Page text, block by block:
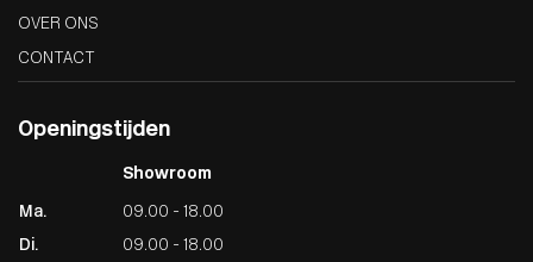
OVER ONS
CONTACT
Openingstijden
Showroom
Ma.
09.00 - 18.00
Di.
09.00 - 18.00